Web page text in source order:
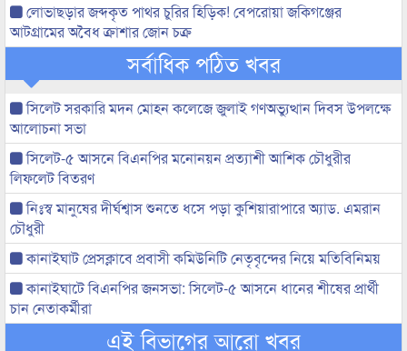
লোভাছড়ার জব্দকৃত পাথর চুরির হিড়িক! বেপরোয়া জকিগঞ্জের
আটগ্রামের অবৈধ ক্রাশার জোন চক্র
সর্বাধিক পঠিত খবর
সিলেট সরকারি মদন মোহন কলেজে জুলাই গণঅভ্যুত্থান দিবস উপলক্ষে
আলোচনা সভা
সিলেট-৫ আসনে বিএনপির মনোনয়ন প্রত্যাশী আশিক চৌধুরীর
লিফলেট বিতরণ
নিঃস্ব মানুষের দীর্ঘশ্বাস শুনতে ধসে পড়া কুশিয়ারাপারে অ্যাড. এমরান
চৌধুরী
কানাইঘাট প্রেসক্লাবে প্রবাসী কমিউনিটি নেতৃবৃন্দের নিয়ে মতিবিনিময়
কানাইঘাটে বিএনপির জনসভা: সিলেট-৫ আসনে ধানের শীষের প্রার্থী
চান নেতাকর্মীরা
এই বিভাগের আরো খবর